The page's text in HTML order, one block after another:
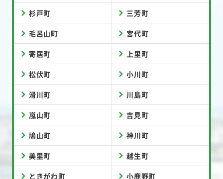
杉戸町 三芳町
毛呂山町 宮代町
寄居町 上里町
松伏町 小川町
滑川町 川島町
嵐山町 吉見町
鳩山町 神川町
美里町 越生町
ときがわ町 小鹿野町